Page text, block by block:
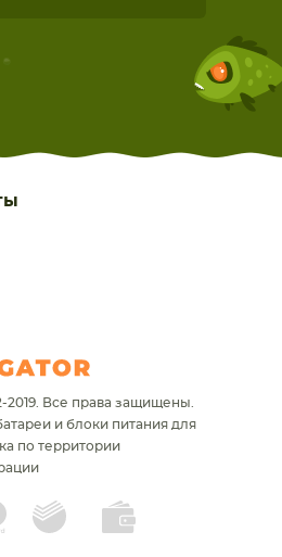
2019. Все права защищены.
и блоки питания для
по территории